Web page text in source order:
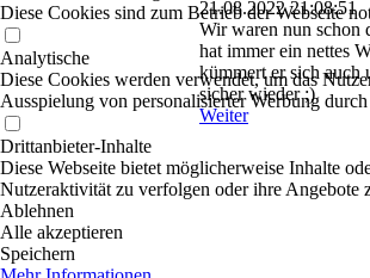
21.08.2022 21:08:51
Wir waren nun schon
hat immer ein nettes
kümmert er sich auch
sicher wieder ;)
Weiter
Diese Cookies sind zum Betrieb der Webseite
Analytische
Diese Cookies werden verwendet, um das
Ausspielung von personalisierter Werbung
Drittanbieter-Inhalte
Diese Webseite bietet möglicherweise Inhalte
Nutzeraktivität zu verfolgen oder ihre Angebote
Ablehnen
Alle akzeptieren
Speichern